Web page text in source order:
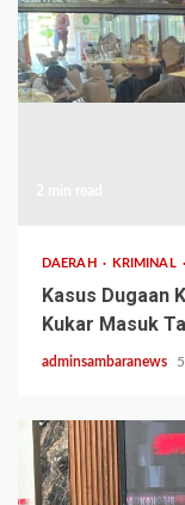
DAERAH KRIMINAL
Kasus Dugaan
Kukar Masuk
adminsambaranews